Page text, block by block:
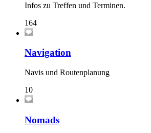
Infos zu Treffen und Terminen.
164
Navigation
Navis und Routenplanung
10
Nomads